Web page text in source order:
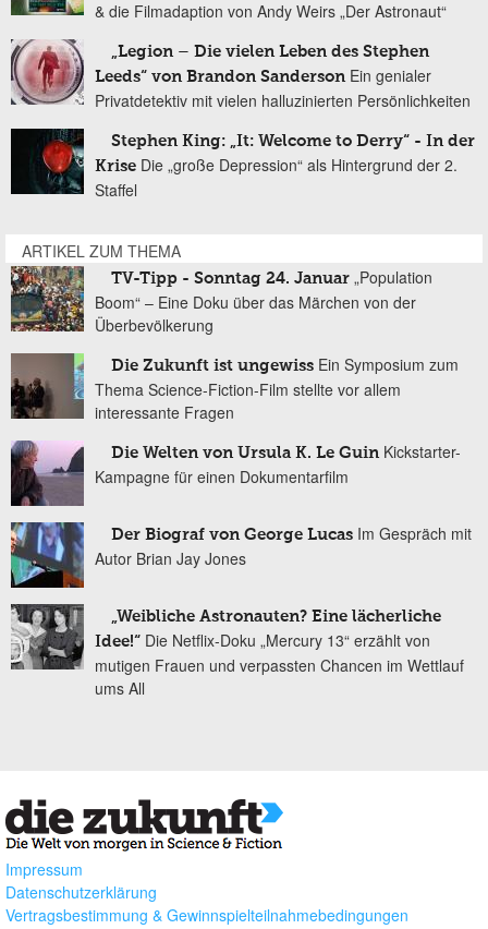
& die Filmadaption von Andy Weirs „Der Astronaut“
„Legion – Die vielen Leben des Stephen
Leeds“ von Brandon Sanderson Ein genialer
Privatdetektiv mit vielen halluzinierten Persönlichkeiten
Stephen King: „It: Welcome to Derry“ - In der
Krise Die „große Depression“ als Hintergrund der 2.
Staffel
ARTIKEL ZUM THEMA
TV-Tipp - Sonntag 24. Januar „Population
Boom“ – Eine Doku über das Märchen von der
Überbevölkerung
Die Zukunft ist ungewiss Ein Symposium zum
Thema Science-Fiction-Film stellte vor allem
interessante Fragen
Die Welten von Ursula K. Le Guin Kickstarter-
Kampagne für einen Dokumentarfilm
Der Biograf von George Lucas Im Gespräch mit
Autor Brian Jay Jones
„Weibliche Astronauten? Eine lächerliche
Idee!“ Die Netflix-Doku „Mercury 13“ erzählt von
mutigen Frauen und verpassten Chancen im Wettlauf
ums All
Impressum
Datenschutzerklärung
Vertragsbestimmung & Gewinnspielteilnahmebedingungen